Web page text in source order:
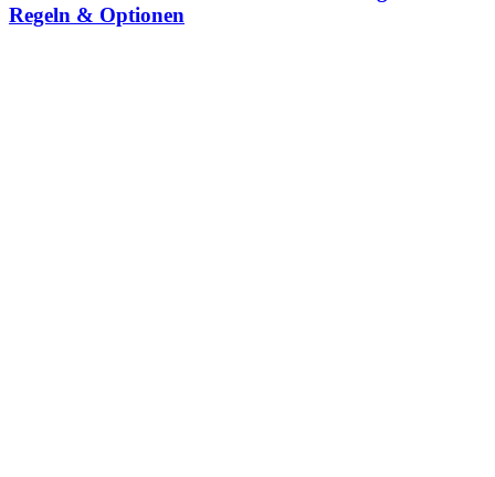
Regeln & Optionen